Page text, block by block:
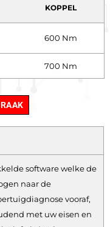
KOPPEL
600 Nm
700 Nm
software welke de
naar de
vooraf,
met uw eisen en